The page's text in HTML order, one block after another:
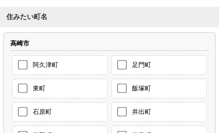
住みたい町名
高崎市
阿久津町 足門町
東町 飯塚町
石原町 井出町